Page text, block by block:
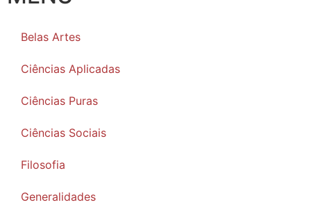
Belas Artes
Ciências Aplicadas
Ciências Puras
Ciências Sociais
Filosofia
Generalidades